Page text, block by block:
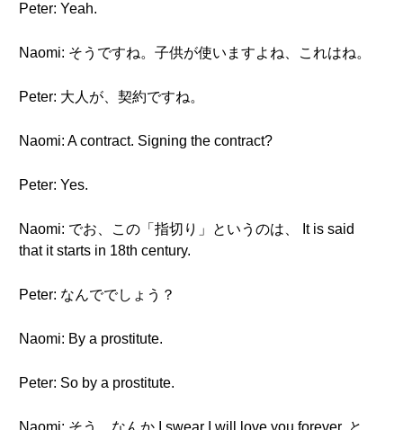
Peter: Yeah.
Naomi: そうですね。子供が使いますよね、これはね。
Peter: 大人が、契約ですね。
Naomi: A contract. Signing the contract?
Peter: Yes.
Naomi: でお、この「指切り」というのは、 It is said
that it starts in 18th century.
Peter: なんででしょう？
Naomi: By a prostitute.
Peter: So by a prostitute.
Naomi: そう、なんか I swear I will love you forever. と